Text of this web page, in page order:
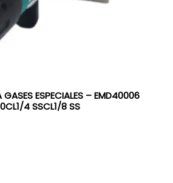
GASES ESPECIALES – EMD40006
4 SSCL1/8 SS